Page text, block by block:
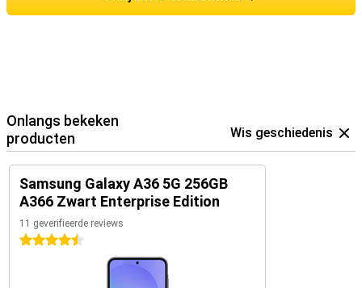
Onlangs bekeken
producten
Wis geschiedenis
Samsung Galaxy A36 5G 256GB
A366 Zwart Enterprise Edition
11 geverifieerde reviews
4.5 sterren